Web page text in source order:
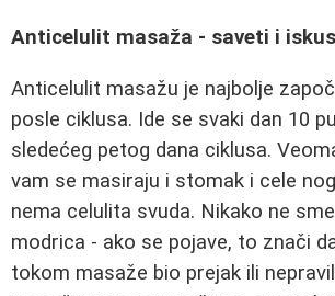
Anticelulit masaža - saveti i
Anticelulit masažu je najbolje
posle ciklusa. Ide se svaki dan 10
sledećeg petog dana ciklusa.
vam se masiraju i stomak i cele
nema celulita svuda. Nikako ne
modrica - ako se pojave, to znači
tokom masaže bio prejak ili